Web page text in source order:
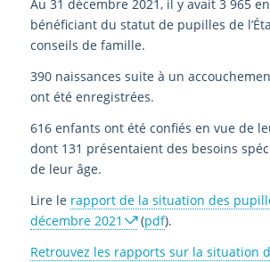
Au 31 décembre 2021, il y avait 3 965
bénéficiant du statut de pupilles de
conseils de famille.
390 naissances suite à un
ont été enregistrées.
616 enfants ont été confiés en vue de
dont 131 présentaient des besoins
de leur âge.
Lire le rapport de la situation des
décembre 2021
(pdf).
Retrouvez les rapports sur la situation